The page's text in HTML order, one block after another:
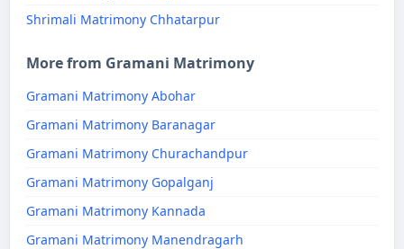
Shrimali Matrimony Chhatarpur
More from Gramani Matrimony
Gramani Matrimony Abohar
Gramani Matrimony Baranagar
Gramani Matrimony Churachandpur
Gramani Matrimony Gopalganj
Gramani Matrimony Kannada
Gramani Matrimony Manendragarh